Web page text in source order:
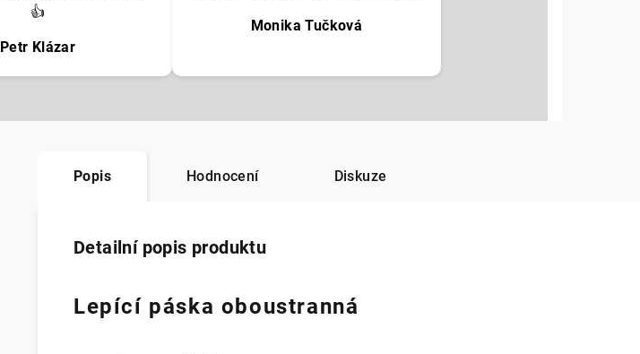
👍
Petr Klázar
Monika Tučková
Popis Hodnocení Diskuze
Detailní popis produktu
Lepící páska oboustranná